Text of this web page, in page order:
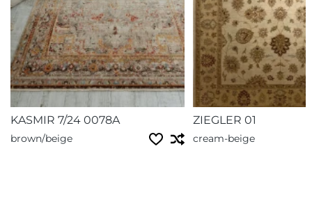
KASMIR 7/24 0078A
brown/beige
ZIEGLER 01
cream-beige